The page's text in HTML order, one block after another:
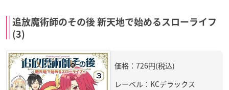
追放魔術師のその後 新天地で始めるスローライフ
(3)
価格：726円(税込)
レーベル：KCデラックス